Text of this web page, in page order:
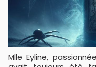
Mlle Eyline, passionnée par les bienfaits des plantes,